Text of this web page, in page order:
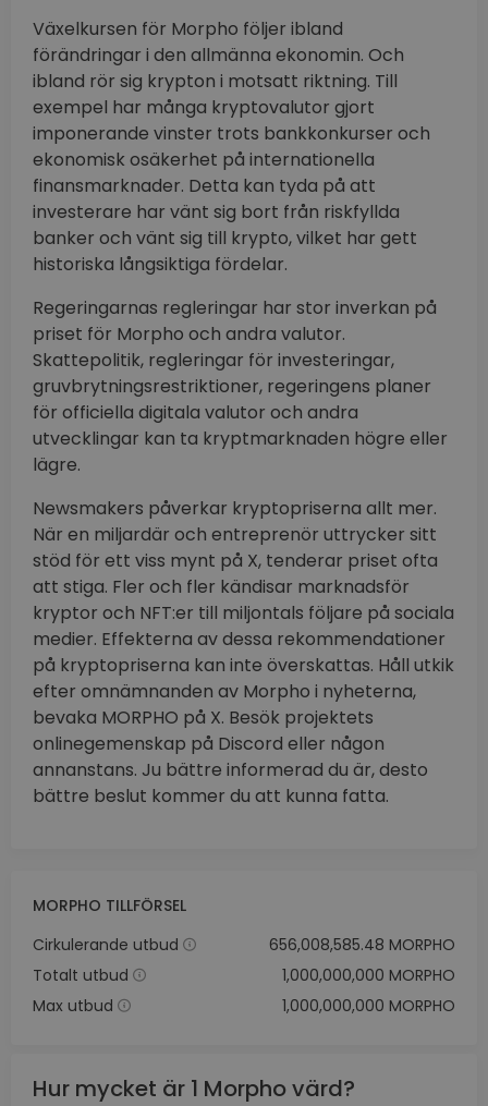
Växelkursen för Morpho följer ibland
förändringar i den allmänna ekonomin. Och
ibland rör sig krypton i motsatt riktning. Till
exempel har många kryptovalutor gjort
imponerande vinster trots bankkonkurser och
ekonomisk osäkerhet på internationella
finansmarknader. Detta kan tyda på att
investerare har vänt sig bort från riskfyllda
banker och vänt sig till krypto, vilket har gett
historiska långsiktiga fördelar.
Regeringarnas regleringar har stor inverkan på
priset för Morpho och andra valutor.
Skattepolitik, regleringar för investeringar,
gruvbrytningsrestriktioner, regeringens planer
för officiella digitala valutor och andra
utvecklingar kan ta kryptmarknaden högre eller
lägre.
Newsmakers påverkar kryptopriserna allt mer.
När en miljardär och entreprenör uttrycker sitt
stöd för ett viss mynt på X, tenderar priset ofta
att stiga. Fler och fler kändisar marknadsför
kryptor och NFT:er till miljontals följare på sociala
medier. Effekterna av dessa rekommendationer
på kryptopriserna kan inte överskattas. Håll utkik
efter omnämnanden av Morpho i nyheterna,
bevaka MORPHO på X. Besök projektets
onlinegemenskap på Discord eller någon
annanstans. Ju bättre informerad du är, desto
bättre beslut kommer du att kunna fatta.
MORPHO TILLFÖRSEL
Cirkulerande utbud
656,008,585.48 MORPHO
Totalt utbud
1,000,000,000 MORPHO
Max utbud
1,000,000,000 MORPHO
Hur mycket är 1 Morpho värd?